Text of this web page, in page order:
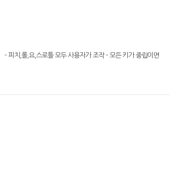
치,롤,요,스로틀 모두 사용자가 조작 – 모든 키가 중립이면